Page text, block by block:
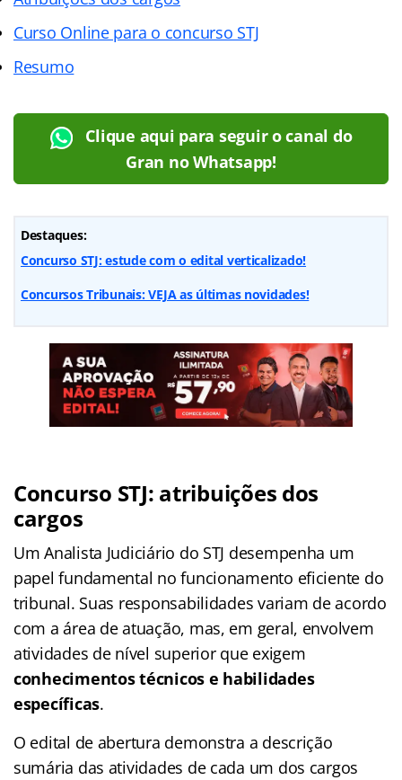
Curso Online para o concurso STJ
Resumo
Clique aqui para seguir o canal do
Gran no Whatsapp!
Destaques:
Concurso STJ: estude com o edital verticalizado!
Concursos Tribunais: VEJA as últimas novidades!
Concurso STJ: atribuições dos
cargos
Um Analista Judiciário do STJ desempenha um
papel fundamental no funcionamento eficiente do
tribunal. Suas responsabilidades variam de acordo
com a área de atuação, mas, em geral, envolvem
atividades de nível superior que exigem
conhecimentos técnicos e habilidades
específicas.
O edital de abertura demonstra a descrição
sumária das atividades de cada um dos cargos